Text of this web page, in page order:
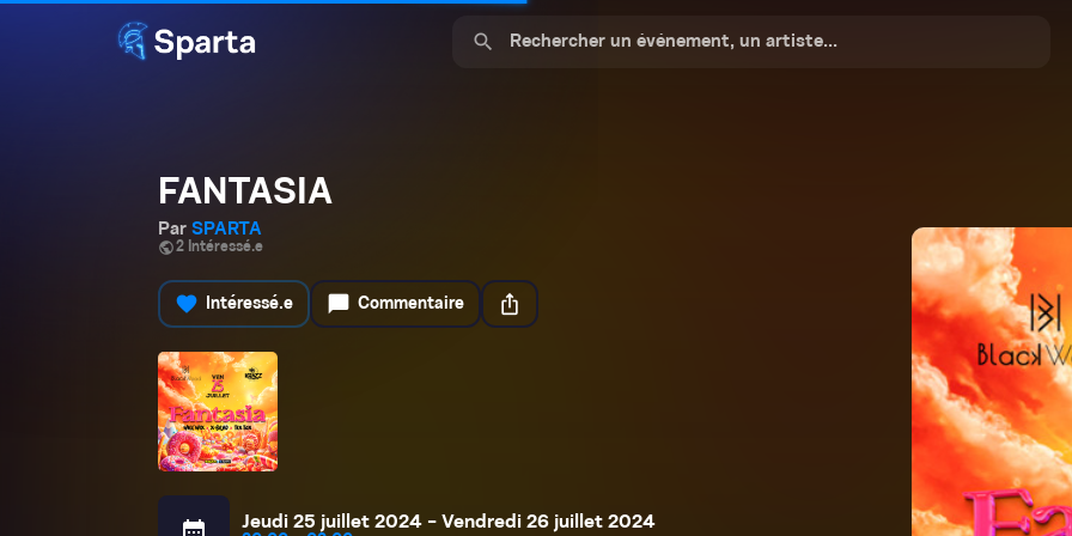
search
FANTASIA
Par SPARTA
public2 Intéressé.e
favorite Intéressé.e chat_bubble Commentaire ios_share
Jeudi 25 juillet 2024 - Vendredi 26 juillet 2024